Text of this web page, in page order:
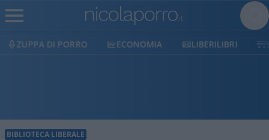
ECONOMIA LIBERILIBRI SHOP SOSTIENICI
BIBLIOTECA LIBERALE